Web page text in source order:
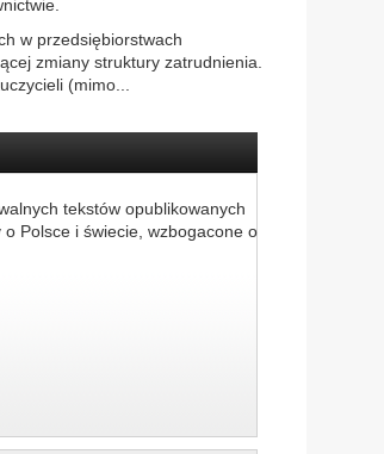
w przedsiębiorstwach
zmiany struktury zatrudnienia.
(mimo...
tekstów opublikowanych
o Polsce i świecie, wzbogacone o